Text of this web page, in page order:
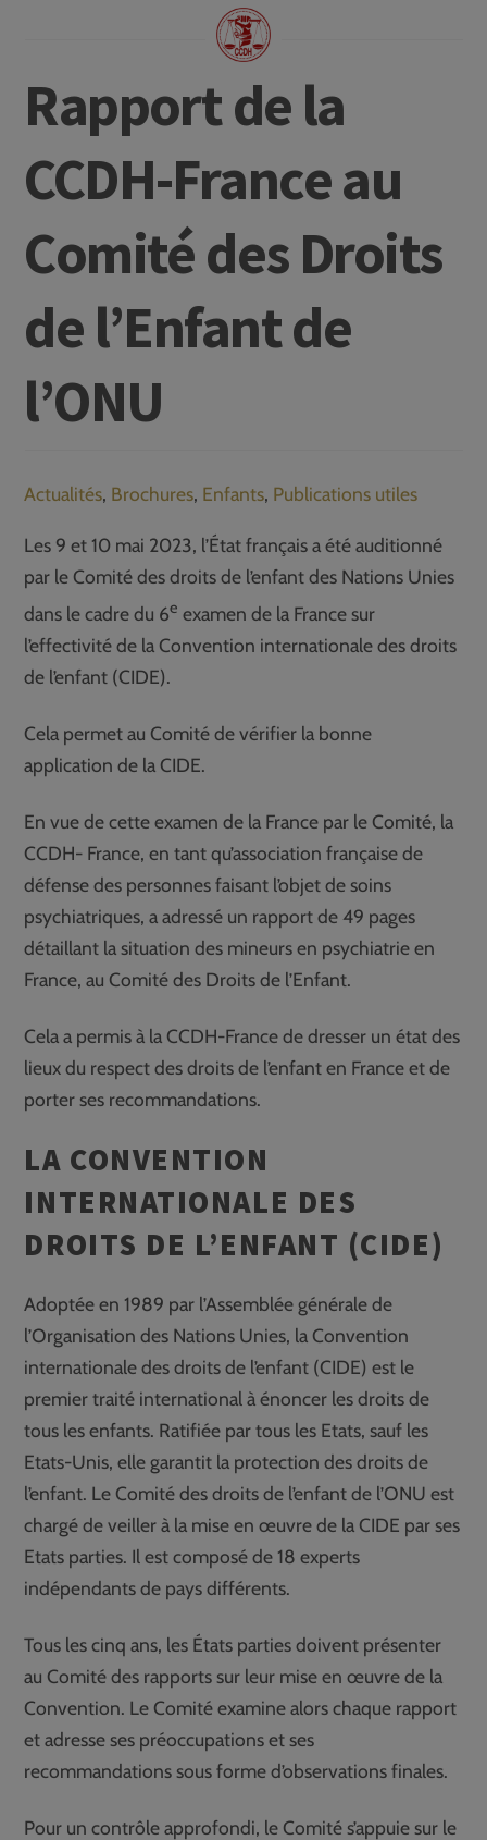
Rapport de la
CCDH-France au
Comité des Droits
de l’Enfant de
l’ONU
Actualités, Brochures, Enfants, Publications utiles
Les 9 et 10 mai 2023, l’État français a été auditionné
par le Comité des droits de l’enfant des Nations Unies
dans le cadre du 6e examen de la France sur
l’effectivité de la Convention internationale des droits
de l’enfant (CIDE).
Cela permet au Comité de vérifier la bonne
application de la CIDE.
En vue de cette examen de la France par le Comité, la
CCDH- France, en tant qu’association française de
défense des personnes faisant l’objet de soins
psychiatriques, a adressé un rapport de 49 pages
détaillant la situation des mineurs en psychiatrie en
France, au Comité des Droits de l’Enfant.
Cela a permis à la CCDH-France de dresser un état des
lieux du respect des droits de l’enfant en France et de
porter ses recommandations.
LA CONVENTION
INTERNATIONALE DES
DROITS DE L’ENFANT (CIDE)
Adoptée en 1989 par l’Assemblée générale de
l’Organisation des Nations Unies, la Convention
internationale des droits de l’enfant (CIDE) est le
premier traité international à énoncer les droits de
tous les enfants. Ratifiée par tous les Etats, sauf les
Etats-Unis, elle garantit la protection des droits de
l’enfant. Le Comité des droits de l’enfant de l’ONU est
chargé de veiller à la mise en œuvre de la CIDE par ses
Etats parties. Il est composé de 18 experts
indépendants de pays différents.
Tous les cinq ans, les États parties doivent présenter
au Comité des rapports sur leur mise en œuvre de la
Convention. Le Comité examine alors chaque rapport
et adresse ses préoccupations et ses
recommandations sous forme d’observations finales.
Pour un contrôle approfondi, le Comité s’appuie sur le